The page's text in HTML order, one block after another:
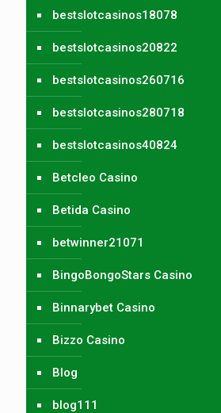
bestslotcasinos18078
bestslotcasinos20822
bestslotcasinos260716
bestslotcasinos280718
bestslotcasinos40824
Betcleo Casino
Betida Casino
betwinner21071
BingoBongoStars Casino
Binnarybet Casino
Bizzo Casino
Blog
blog111